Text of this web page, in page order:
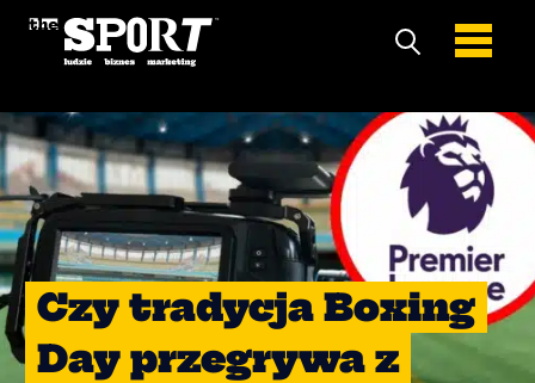
Czy tradycja Boxing
Day przegrywa z